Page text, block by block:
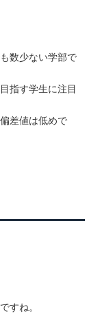
数少ない学部で
指す学生に注目
差値は低めで
すね。